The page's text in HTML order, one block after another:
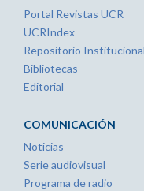
Portal Revistas UCR
UCRIndex
Repositorio Institucional
Bibliotecas
Editorial
COMUNICACIÓN
Noticias
Serie audiovisual
Programa de radio